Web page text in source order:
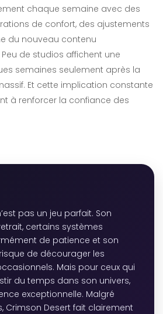
chaque semaine avec des
de confort, des ajustements
du nouveau contenu
de studios affichent une
semaines seulement après la
Et cette implication constante
à renforcer la confiance des
pas un jeu parfait. Son
certains systèmes
de patience et son
de décourager les
Mais pour ceux qui
du temps dans son univers,
exceptionnelle. Malgré
Crimson Desert fait clairement